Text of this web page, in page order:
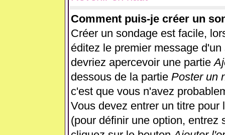
Comment puis-je créer un
Créer un sondage est facile,
éditez le premier message
devriez apercevoir une partie
dessous de la partie Poster un
c'est que vous n'avez
Vous devez entrer un titre
(pour définir une option, entrez